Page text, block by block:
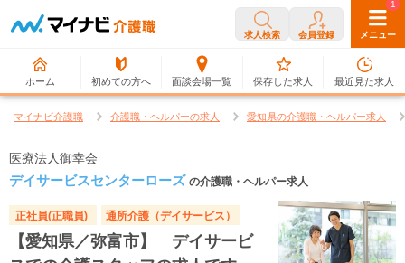
求人検索 会員登録 メニュー
ホーム 初めての方へ 面談会場一覧
0
保存した求人
1
最近見た求人
マイナビ介護職 介護職・ヘルパーの求人 愛知県の介護職・ヘルパー求人
医療法人御幸会
デイサービスセンターローズ の介護職・ヘルパー求人
正社員(正職員) 通所介護（デイサービス）
【愛知県／弥富市】 デイサービ